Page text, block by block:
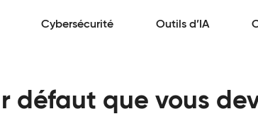
Cybersécurité Outils d’IA
défaut que vous